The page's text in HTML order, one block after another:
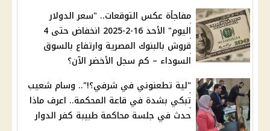
مفاجأة عكس التوقعات.. "سعر الدولار
اليوم" الأحد 16-2-2025 انخفاض حتى 4
قروش بالبنوك المصرية وارتفاع بالسوق
السوداء – كم سجل الأخضر الآن؟
"لية تطعنوني في شرفي؟!".. وسام شعيب
تبكي بشدة في قاعة المحكمة.. اعرف ماذا
حدث في جلسة محاكمة طبيبة كفر الدوار